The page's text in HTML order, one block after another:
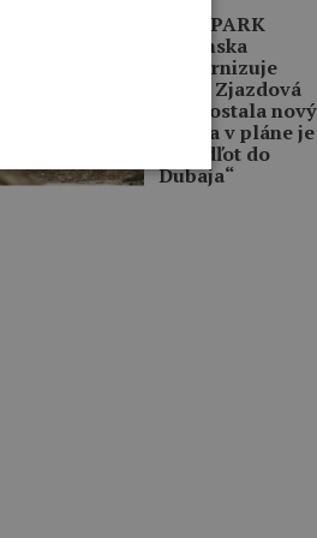
BIKE PARK
Kubínska
modernizuje
traily. Zjazdová
trať dostala nový
život a v pláne je
aj „Odľot do
Dubaja“